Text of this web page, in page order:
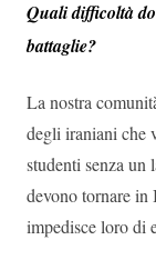
Quali difficoltà
battaglie?
La nostra
degli iraniani che
studenti senza un
devono tornare in
impedisce loro di